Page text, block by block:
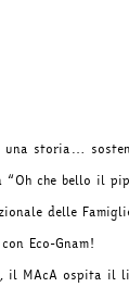
una storia…
“Oh che bello il
delle
Eco-Gnam!
il MAcA ospita il